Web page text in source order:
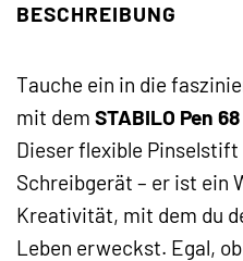
BESCHREIBUNG
Tauche ein in die
mit dem STABILO Pen
Dieser flexible
Schreibgerät – er ist ein
Kreativität, mit dem du
Leben erweckst. Egal,